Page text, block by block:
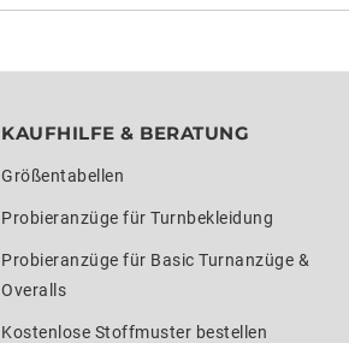
KAUFHILFE & BERATUNG
Größentabellen
Probieranzüge für Turnbekleidung
Probieranzüge für Basic Turnanzüge &
Overalls
Kostenlose Stoffmuster bestellen